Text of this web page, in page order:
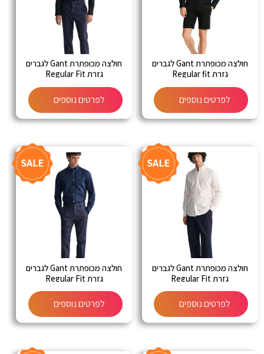
חולצה מכופתרת Gant לגברים
גזרת Regular fit
לפרטים נוספים
חולצה מכופתרת Gant לגברים
גזרת Regular Fit
לפרטים נוספים
חולצה מכופתרת Gant לגברים
גזרת Regular Fit
לפרטים נוספים
חולצה מכופתרת Gant לגברים
גזרת Regular Fit
לפרטים נוספים